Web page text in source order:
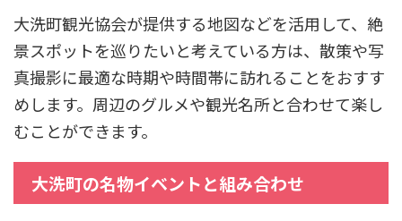
大洗町観光協会が提供する地図などを活用して、絶
景スポットを巡りたいと考えている方は、散策や写
真撮影に最適な時期や時間帯に訪れることをおすす
めします。周辺のグルメや観光名所と合わせて楽し
むことができます。
大洗町の名物イベントと組み合わせ